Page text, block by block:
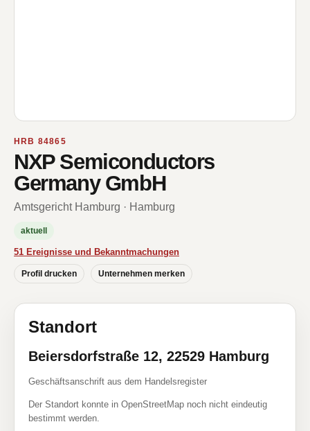
HRB 84865
NXP Semiconductors
Germany GmbH
Amtsgericht Hamburg · Hamburg
aktuell
51 Ereignisse und Bekanntmachungen
Profil drucken Unternehmen merken
Standort
Beiersdorfstraße 12, 22529 Hamburg
Geschäftsanschrift aus dem Handelsregister
Der Standort konnte in OpenStreetMap noch nicht eindeutig
bestimmt werden.